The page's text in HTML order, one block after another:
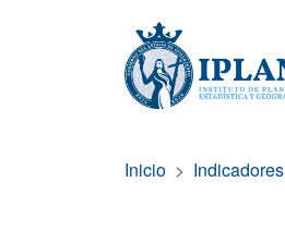
Inicio Indicadores